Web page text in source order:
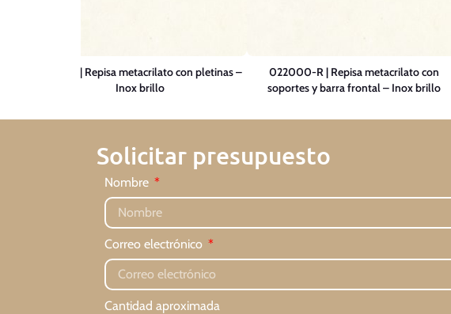
021900 | Repisa metacrilato con pletinas –
Inox brillo
022000-R | Repisa metacrilato con
soportes y barra frontal – Inox brillo
Solicitar presupuesto
Nombre
Correo electrónico
Cantidad aproximada